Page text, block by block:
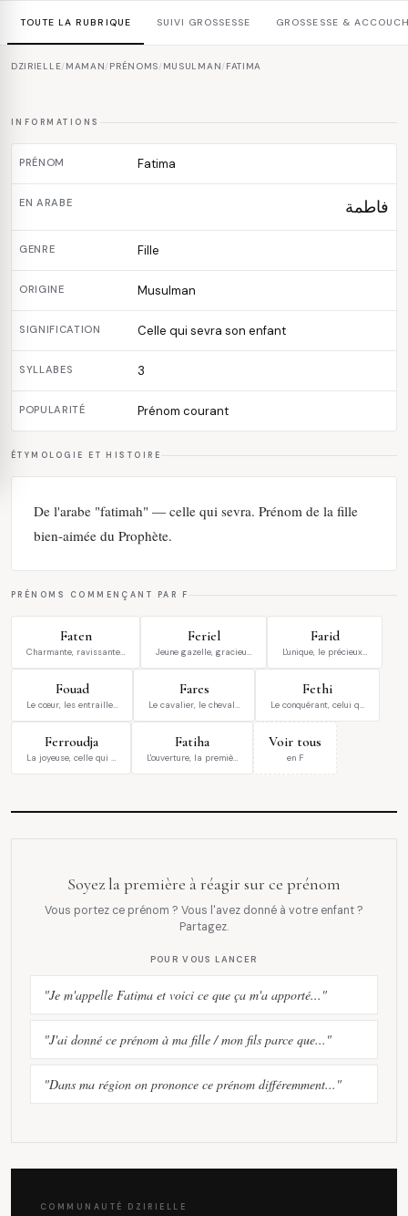
TOUTE LA RUBRIQUE SUIVI GROSSESSE GROSSESSE &
DZIRIELLE/ MAMAN/ PRÉNOMS/ MUSULMAN/ FATIMA
INFORMATIONS
PRÉNOM Fatima
EN ARABE فاطمة
GENRE Fille
ORIGINE Musulman
SIGNIFICATION Celle qui sevra son enfant
SYLLABES 3
POPULARITÉ Prénom courant
ÉTYMOLOGIE ET HISTOIRE
De l'arabe "fatimah" — celle qui sevra. Prénom de la fille
bien-aimée du Prophète.
PRÉNOMS COMMENÇANT PAR F
Faten
Charmante, ravissante…
Feriel
Jeune gazelle, gracieu…
Farid
L'unique, le précieux…
Fouad
Le cœur, les entraille…
Fares
Le cavalier, le cheval…
Fethi
Le conquérant, celui q…
Ferroudja
La joyeuse, celle qui …
Fatiha
L'ouverture, la premiè…
Voir tous
en F
Soyez la première à réagir sur ce prénom
Vous portez ce prénom ? Vous l'avez donné à votre enfant ?
Partagez.
POUR VOUS LANCER
"Je m'appelle Fatima et voici ce que ça m'a apporté..."
"J'ai donné ce prénom à ma fille / mon fils parce que..."
"Dans ma région on prononce ce prénom différemment..."
COMMUNAUTÉ DZIRIELLE